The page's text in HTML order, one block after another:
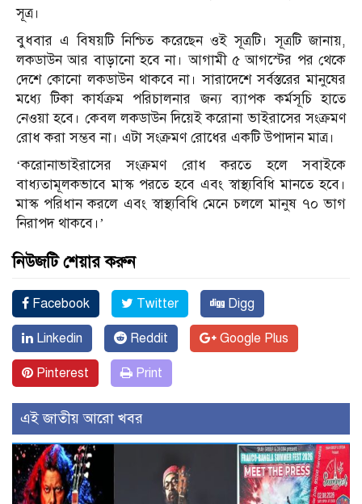
সূত্র।
বুধবার এ বিষয়টি নিশ্চিত করেছেন ওই সূত্রটি। সূত্রটি জানায়,
লকডাউন আর বাড়ানো হবে না। আগামী ৫ আগস্টের পর থেকে
দেশে কোনো লকডাউন থাকবে না। সারাদেশে সর্বস্তরের মানুষের
মধ্যে টিকা কার্যক্রম পরিচালনার জন্য ব্যাপক কর্মসূচি হাতে
নেওয়া হবে। কেবল লকডাউন দিয়েই করোনা ভাইরাসের সংক্রমণ
রোধ করা সম্ভব না। এটা সংক্রমণ রোধের একটি উপাদান মাত্র।
‘করোনাভাইরাসের সংক্রমণ রোধ করতে হলে সবাইকে
বাধ্যতামূলকভাবে মাস্ক পরতে হবে এবং স্বাস্থ্যবিধি মানতে হবে।
মাস্ক পরিধান করলে এবং স্বাস্থ্যবিধি মেনে চললে মানুষ ৭০ ভাগ
নিরাপদ থাকবে।’
নিউজটি শেয়ার করুন
Facebook Twitter Digg
Linkedin Reddit Google Plus
Pinterest Print
এই জাতীয় আরো খবর